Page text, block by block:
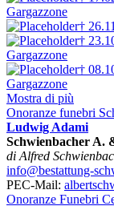
Gargazzone
†
†
Gargazzone
†
Gargazzone
Mostra di più
Onoranze funebri
Ludwig Adami
Schwienbacher A.
di Alfred
info@bestattung-
PEC-Mail:
Onoranze Funebri